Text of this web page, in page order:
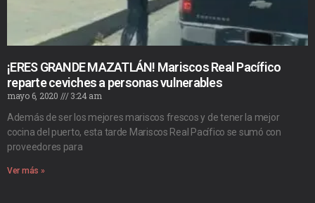
¡ERES GRANDE MAZATLÁN! Mariscos Real Pacífico
reparte ceviches a personas vulnerables
mayo 6, 2020
3:24 am
Además de ser los mejores mariscos frescos y de tener la mejor
cocina del puerto, esta tarde Mariscos Real Pacífico se sumó con
proveedores para
Ver más »